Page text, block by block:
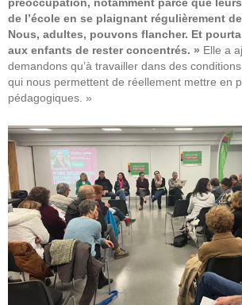
de l’école en se plaignant régulièrement
Nous, adultes, pouvons flancher. Et
aux enfants de rester concentrés. » Elle a
demandons qu’à travailler dans des
qui nous permettent de réellement mettre en
pédagogiques. »